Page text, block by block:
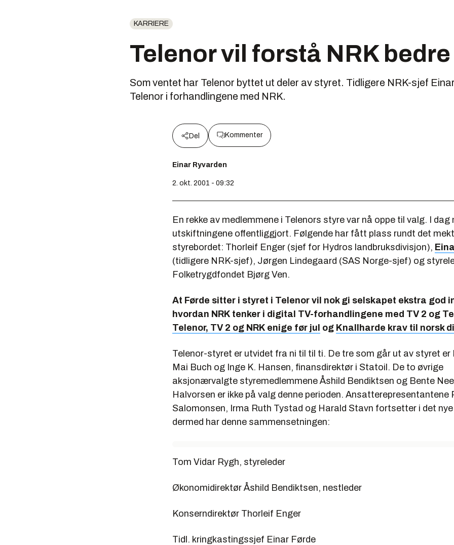
KARRIERE
Telenor vil forstå NRK bedre
Som ventet har Telenor byttet ut deler av styret. Tidligere NRK-sjef
Telenor i forhandlingene med NRK.
Del Kommenter
Einar Ryvarden
2. okt. 2001 - 09:32
En rekke av medlemmene i Telenors styre var nå oppe til valg. I dag
utskiftningene offentliggjort. Følgende har fått plass rundt det
styrebordet: Thorleif Enger (sjef for Hydros landbruksdivisjon),
(tidligere NRK-sjef), Jørgen Lindegaard (SAS Norge-sjef) og
Folketrygdfondet Bjørg Ven.
At Førde sitter i styret i Telenor vil nok gi selskapet ekstra god
hvordan NRK tenker i digital TV-forhandlingene med TV 2 og
Telenor, TV 2 og NRK enige før jul og Knallharde krav til norsk
Telenor-styret er utvidet fra ni til til ti. De tre som går ut av styret er
Mai Buch og Inge K. Hansen, finansdirektør i Statoil. De to øvrige
aksjonærvalgte styremedlemmene Åshild Bendiktsen og Bente
Halvorsen er ikke på valg denne perioden. Ansatterepresentantene
Salomonsen, Irma Ruth Tystad og Harald Stavn fortsetter i det
dermed har denne sammensetningen:
Tom Vidar Rygh, styreleder
Økonomidirektør Åshild Bendiktsen, nestleder
Konserndirektør Thorleif Enger
Tidl. kringkastingssjef Einar Førde